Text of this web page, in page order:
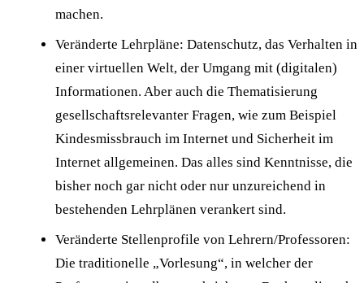
machen.
Veränderte Lehrpläne: Datenschutz, das Verhalten in
einer virtuellen Welt, der Umgang mit (digitalen)
Informationen. Aber auch die Thematisierung
gesellschaftsrelevanter Fragen, wie zum Beispiel
Kindesmissbrauch im Internet und Sicherheit im
Internet allgemeinen. Das alles sind Kenntnisse, die
bisher noch gar nicht oder nur unzureichend in
bestehenden Lehrplänen verankert sind.
Veränderte Stellenprofile von Lehrern/Professoren:
Die traditionelle „Vorlesung“, in welcher der